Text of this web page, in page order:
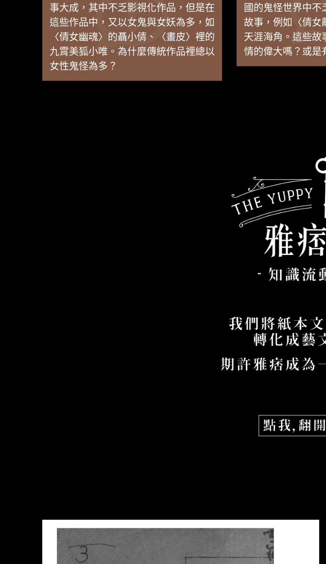
事大成，其中不乏影視化作品，但是在
這些作品中，又以女鬼與女妖為多，如
〈倩女幽魂〉的聶小倩、〈畫皮〉裡的
九霄美狐小唯。為什麼傳統作品裡總以
女性鬼怪為多？
國的鬼怪世界中不
故事，例如〈倩女
天涯海角。這些故
情的偉大嗎？或是